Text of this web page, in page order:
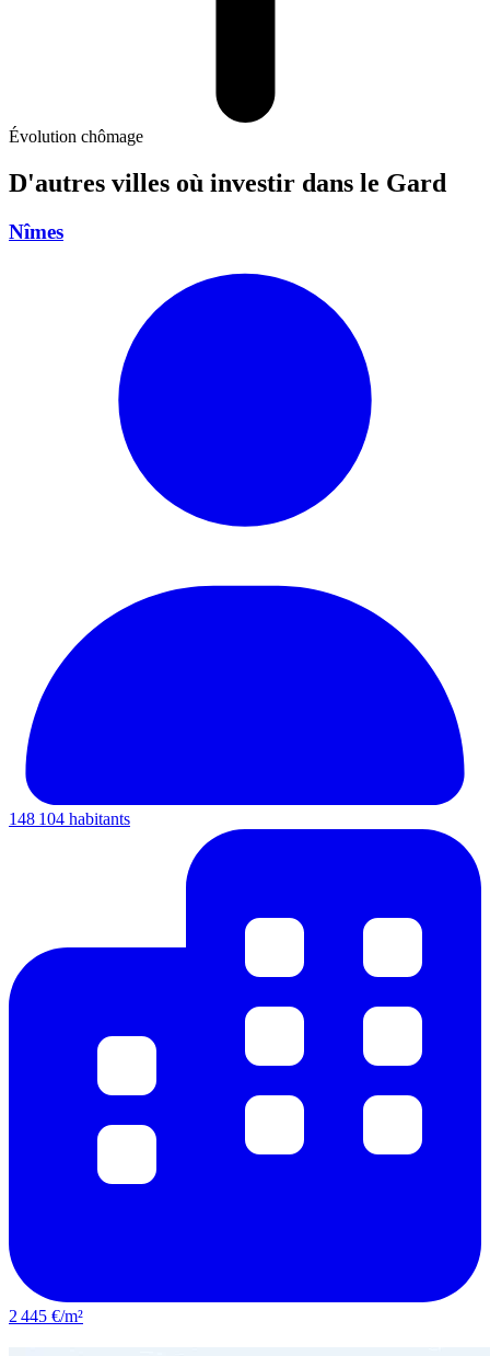
Évolution chômage
D'autres villes où investir dans le Gard
Nîmes
148 104 habitants
2 445 €/m²